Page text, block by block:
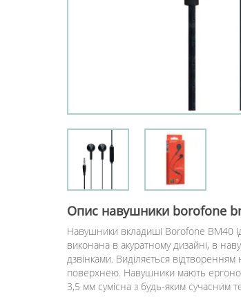
Опис навушники borofone
Навушники вкладиші Borofone BM40
виконана в акуратному дизайні, в
дзвінками. Виділяється
поверхнею. Навушники мають
3,5 мм сумісна з будь-яким сучасним